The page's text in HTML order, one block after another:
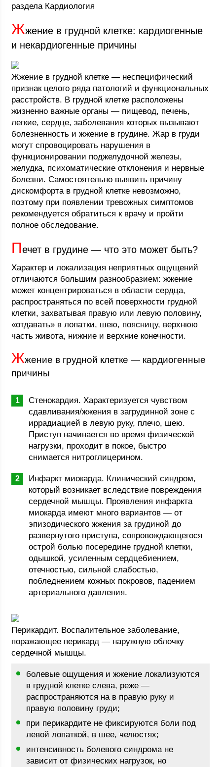
раздела Кардиология
Жжение в грудной клетке: кардиогенные
и некардиогенные причины
Жжение в грудной клетке — неспецифический
признак целого ряда патологий и функциональных
расстройств. В грудной клетке расположены
жизненно важные органы — пищевод, печень,
легкие, сердце, заболевания которых вызывают
болезненность и жжение в грудине. Жар в груди
могут спровоцировать нарушения в
функционировании поджелудочной железы,
желудка, психоматические отклонения и нервные
болезни. Самостоятельно выявить причину
дискомфорта в грудной клетке невозможно,
поэтому при появлении тревожных симптомов
рекомендуется обратиться к врачу и пройти
полное обследование.
Печет в грудине — что это может быть?
Характер и локализация неприятных ощущений
отличаются большим разнообразием: жжение
может концентрироваться в области сердца,
распространяться по всей поверхности грудной
клетки, захватывая правую или левую половину,
«отдавать» в лопатки, шею, поясницу, верхнюю
часть живота, нижние и верхние конечности.
Жжение в грудной клетке — кардиогенные
причины
Стенокардия. Характеризуется чувством
сдавливания/жжения в загрудинной зоне с
иррадиацией в левую руку, плечо, шею.
Приступ начинается во время физической
нагрузки, проходит в покое, быстро
снимается нитроглицерином.
Инфаркт миокарда. Клинический синдром,
который возникает вследствие повреждения
сердечной мышцы. Проявления инфаркта
миокарда имеют много вариантов — от
эпизодического жжения за грудиной до
развернутого приступа, сопровождающегося
острой болью посередине грудной клетки,
одышкой, усиленным сердцебиением,
отечностью, сильной слабостью,
побледнением кожных покровов, падением
артериального давления.
Перикардит. Воспалительное заболевание,
поражающее перикард — наружную облочку
сердечной мышцы.
болевые ощущения и жжение локализуются
в грудной клетке слева, реже —
распространяются на в правую руку и
правую половину груди;
при перикардите не фиксируются боли под
левой лопаткой, в шее, челюстях;
интенсивность болевого синдрома не
зависит от физических нагрузок, но